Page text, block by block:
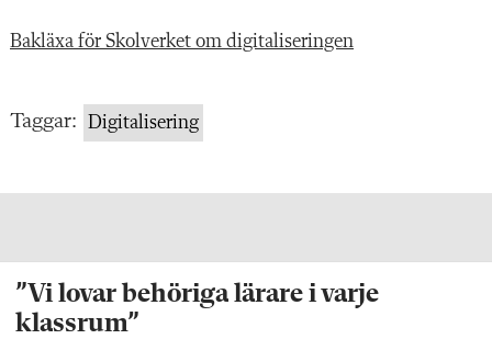
Bakläxa för Skolverket om digitaliseringen
Taggar: Digitalisering
”Vi lovar behöriga lärare i varje
klassrum”